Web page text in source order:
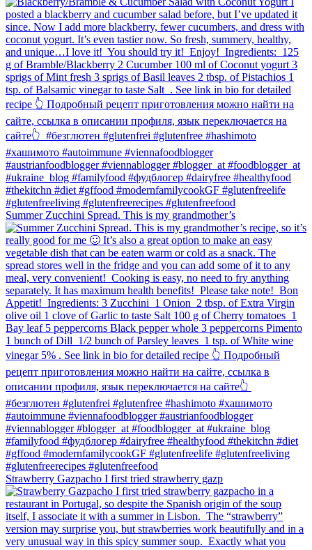
Summer Zucchini Spread.⁠ This is my grandmother’s
Strawberry Gazpacho⁠ I first tried strawberry gazp